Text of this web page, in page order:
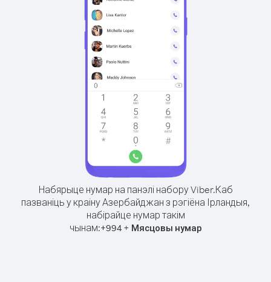
Набярыце нумар на панэлі набору Viber.Каб
пазваніць у краіну Азербайджан з рэгіёна Ірландыя,
набірайце нумар такім
чынам:+994+ Мясцовы нумар